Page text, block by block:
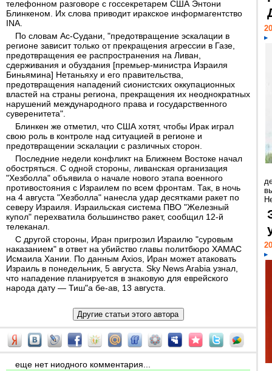
телефонном разговоре с госсекретарем США Энтони
Блинкеном. Их слова приводит иракское информагентство
INA.
По словам Ас-Судани, "предотвращение эскалации в
регионе зависит только от прекращения агрессии в Газе,
предотвращения ее распространения на Ливан,
сдерживания и обуздания [премьер-министра Израиля
Биньямина] Нетаньяху и его правительства,
предотвращения нападений сионистских оккупационных
властей на страны региона, прекращения их неоднократных
нарушений международного права и государственного
суверенитета".
Блинкен же отметил, что США хотят, чтобы Ирак играл
свою роль в контроле над ситуацией в регионе и
предотвращении эскалации с различных сторон.
Последние недели конфликт на Ближнем Востоке начал
обостряться. С одной стороны, ливанская организация
"Хезболла" объявила о начале нового этапа военного
противостояния с Израилем по всем фронтам. Так, в ночь
на 4 августа "Хезболла" нанесла удар десятками ракет по
северу Израиля. Израильская система ПВО "Железный
купол" перехватила большинство ракет, сообщил 12-й
телеканал.
С другой стороны, Иран пригрозил Израилю "суровым
наказанием" в ответ на убийство главы политбюро ХАМАС
Исмаила Хании. По данным Axios, Иран может атаковать
Израиль в понедельник, 5 августа. Sky News Arabia узнал,
что нападение планируется в знаковую для еврейского
народа дату — Тиш"а бе-ав, 13 августа.
еще нет ниодного комментария...